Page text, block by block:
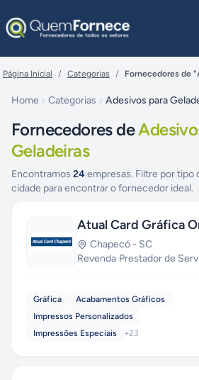
Página Inicial / Categorias / Fornecedores de
Home Categorias Adesivos para
Fornecedores de
Geladeiras
Encontramos 24empresas. Filtre por tipo
cidade para encontrar o fornecedor ideal.
Atual Card Gráfica
Chapecó - SC
Revenda·Prestador de
Gráfica
Acabamentos Gráficos
Impressos Personalizados
Impressões Especiais
+23